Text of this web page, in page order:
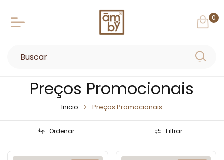
0
Preços Promocionais
Inicio Preços Promocionais
Ordenar Filtrar